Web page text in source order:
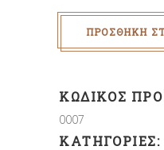
ΠΡΟΣΘΉΚΗ
ΚΩΔΙΚΌΣ
0007
ΚΑΤΗΓΟΡΊΕΣ: